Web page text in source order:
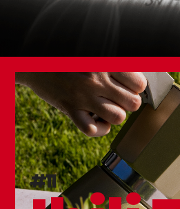
NEW
#11